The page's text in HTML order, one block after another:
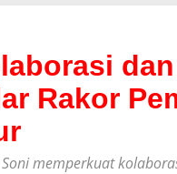
Rakor
memperkuat